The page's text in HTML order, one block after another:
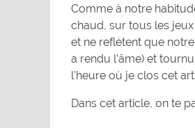
Comme à notre
chaud, sur tous les
et ne reflètent que
a rendu l’âme) et
l’heure où je clos cet
Dans cet article, on te